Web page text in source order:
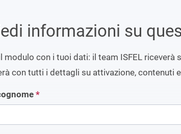
informazioni su
modulo con i tuoi dati: il team ISFEL riceverà
con tutti i dettagli su attivazione, contenuti
*